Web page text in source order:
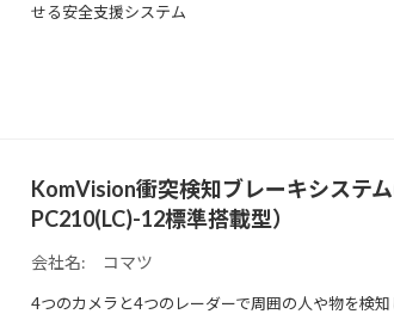
せる安全支援システム
KomVision衝突検知ブレーキシステム
PC210(LC)-12標準搭載型）
会社名: コマツ
4つのカメラと4つのレーダーで周囲の人や物を検